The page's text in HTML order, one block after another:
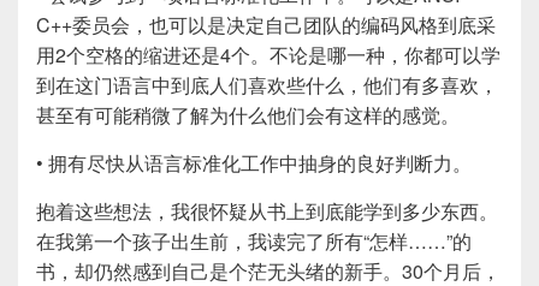
C++委员会，也可以是决定自己团队的编码风格到底采
用2个空格的缩进还是4个。不论是哪一种，你都可以学
到在这门语言中到底人们喜欢些什么，他们有多喜欢，
甚至有可能稍微了解为什么他们会有这样的感觉。
• 拥有尽快从语言标准化工作中抽身的良好判断力。
抱着这些想法，我很怀疑从书上到底能学到多少东西。
在我第一个孩子出生前，我读完了所有“怎样……”的
书，却仍然感到自己是个茫无头绪的新手。30个月后，